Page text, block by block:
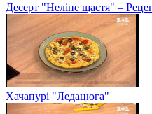
Десерт "Неліне щастя" –
Хачапурі "Ледацюга"